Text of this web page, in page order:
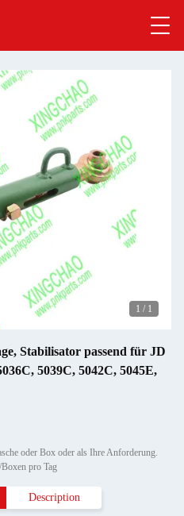
1 / 1
Stabilisator passend für JD
5039C, 5042C, 5045E,
oder Box oder als Ihre Anforderung.
pro Tag
Description